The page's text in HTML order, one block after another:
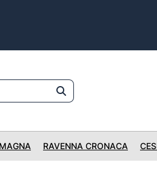
RAVENNA CRONACA